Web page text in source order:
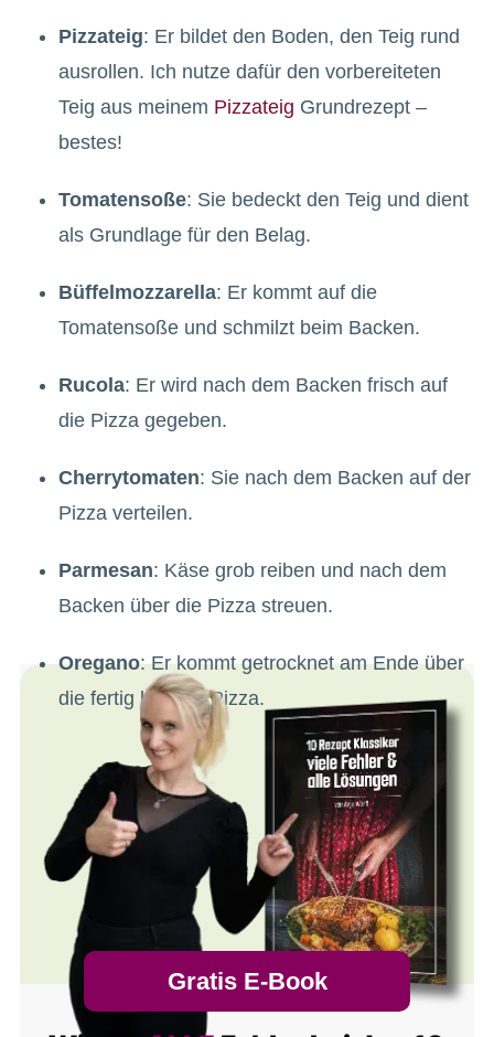
Pizzateig: Er bildet den Boden, den Teig rund
ausrollen. Ich nutze dafür den vorbereiteten
Teig aus meinem Pizzateig Grundrezept –
bestes!
Tomatensoße: Sie bedeckt den Teig und dient
als Grundlage für den Belag.
Büffelmozzarella: Er kommt auf die
Tomatensoße und schmilzt beim Backen.
Rucola: Er wird nach dem Backen frisch auf
die Pizza gegeben.
Cherrytomaten: Sie nach dem Backen auf der
Pizza verteilen.
Parmesan: Käse grob reiben und nach dem
Backen über die Pizza streuen.
Oregano: Er kommt getrocknet am Ende über
die fertig belegte Pizza.
Gratis E-Book